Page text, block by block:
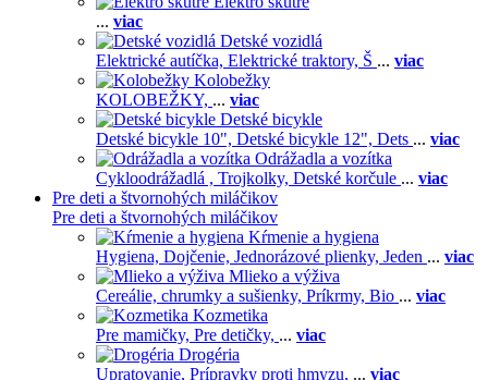
... viac
Detské vozidlá
Elektrické autíčka, Elektrické traktory, Š ... viac
Kolobežky
KOLOBEŽKY, ... viac
Detské bicykle
Detské bicykle 10", Detské bicykle 12", Dets ... viac
Odrážadla a vozítka
Cykloodrážadlá , Trojkolky, Detské korčule ... viac
Pre deti a štvornohých miláčikov
Pre deti a štvornohých miláčikov
Kŕmenie a hygiena
Hygiena, Dojčenie, Jednorázové plienky, Jeden ... viac
Mlieko a výživa
Cereálie, chrumky a sušienky, Príkrmy, Bio ... viac
Kozmetika
Pre mamičky, Pre detičky, ... viac
Drogéria
Upratovanie, Prípravky proti hmyzu, ... viac